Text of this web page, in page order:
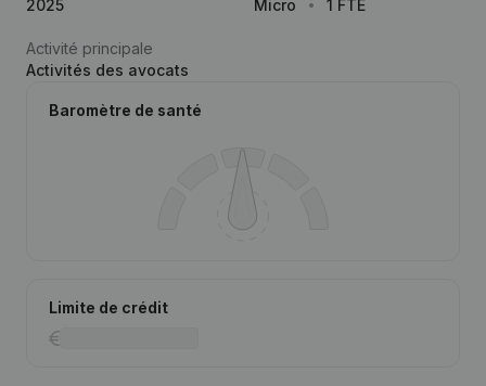
2025
Micro
1 FTE
Activité principale
Activités des avocats
Baromètre de santé
Limite de crédit